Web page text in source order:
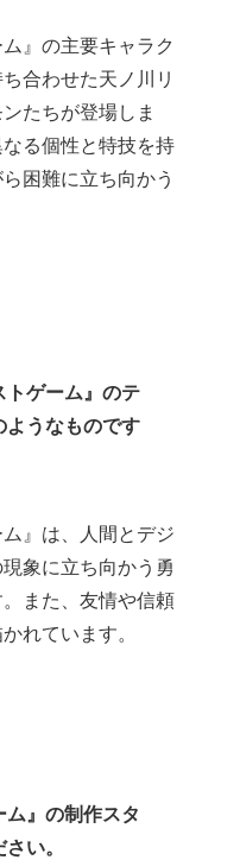
』の主要キャラク
合わせた天ノ川リ
たちが登場しま
る個性と特技を持
困難に立ち向かう
トゲーム』のテ
ようなものです
ム』は、人間とデジ
象に立ち向かう勇
また、友情や信頼
れています。
ム』の制作スタ
い。